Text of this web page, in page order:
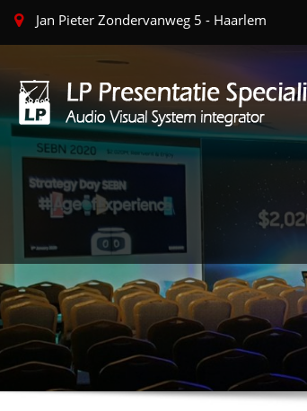
Jan Pieter Zondervanweg 5 - Haarlem